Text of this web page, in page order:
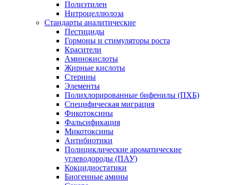
Полиэтилен
Нитроцеллюлоза
Стандарты аналитические
Пестициды
Гормоны и стимуляторы роста
Красители
Аминокислоты
Жирные кислоты
Стерины
Элементы
Полихлорированные бифенилы (ПХБ)
Специфическая миграция
Фикотоксины
Фальсификация
Микотоксины
Антибиотики
Полициклические ароматические
углеводороды (ПАУ)
Кокцидиостатики
Биогенные амины